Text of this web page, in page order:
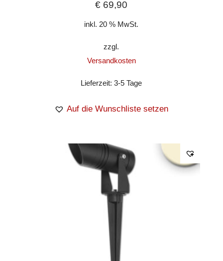
€ 69,90
inkl. 20 % MwSt.
zzgl.
Versandkosten
Lieferzeit:3-5 Tage
Auf die Wunschliste setzen